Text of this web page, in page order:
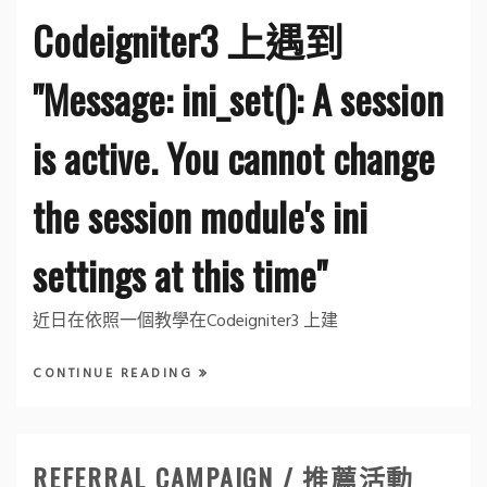
Codeigniter3 上遇到
"Message: ini_set(): A session
is active. You cannot change
the session module's ini
settings at this time"
近日在依照一個教學在Codeigniter3 上建
CONTINUE READING
REFERRAL CAMPAIGN / 推薦活動